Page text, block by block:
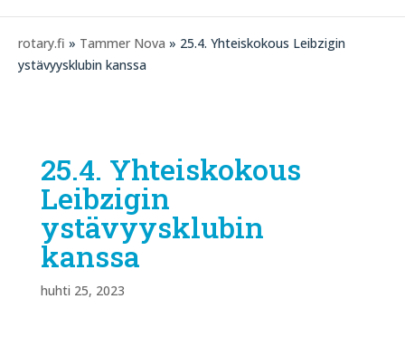
rotary.fi » Tammer Nova » 25.4. Yhteiskokous Leibzigin
ystävyysklubin kanssa
25.4. Yhteiskokous
Leibzigin
ystävyysklubin
kanssa
huhti 25, 2023